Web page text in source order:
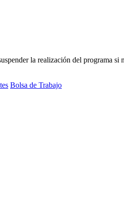
la realización del programa
Bolsa de Trabajo